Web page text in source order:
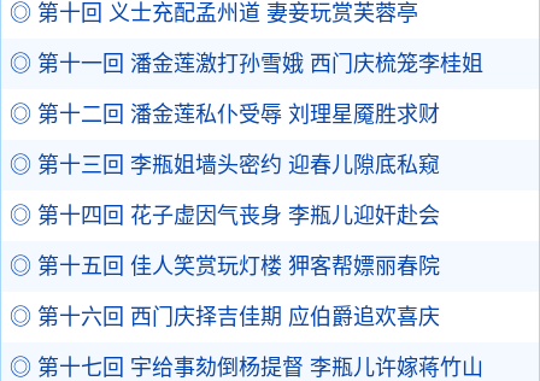
◎ 第十回 义士充配孟州道 妻妾玩赏芙蓉亭
◎ 第十一回 潘金莲激打孙雪娥 西门庆梳笼李桂姐
◎ 第十二回 潘金莲私仆受辱 刘理星魇胜求财
◎ 第十三回 李瓶姐墙头密约 迎春儿隙底私窥
◎ 第十四回 花子虚因气丧身 李瓶儿迎奸赴会
◎ 第十五回 佳人笑赏玩灯楼 狎客帮嫖丽春院
◎ 第十六回 西门庆择吉佳期 应伯爵追欢喜庆
◎ 第十七回 宇给事劾倒杨提督 李瓶儿许嫁蒋竹山